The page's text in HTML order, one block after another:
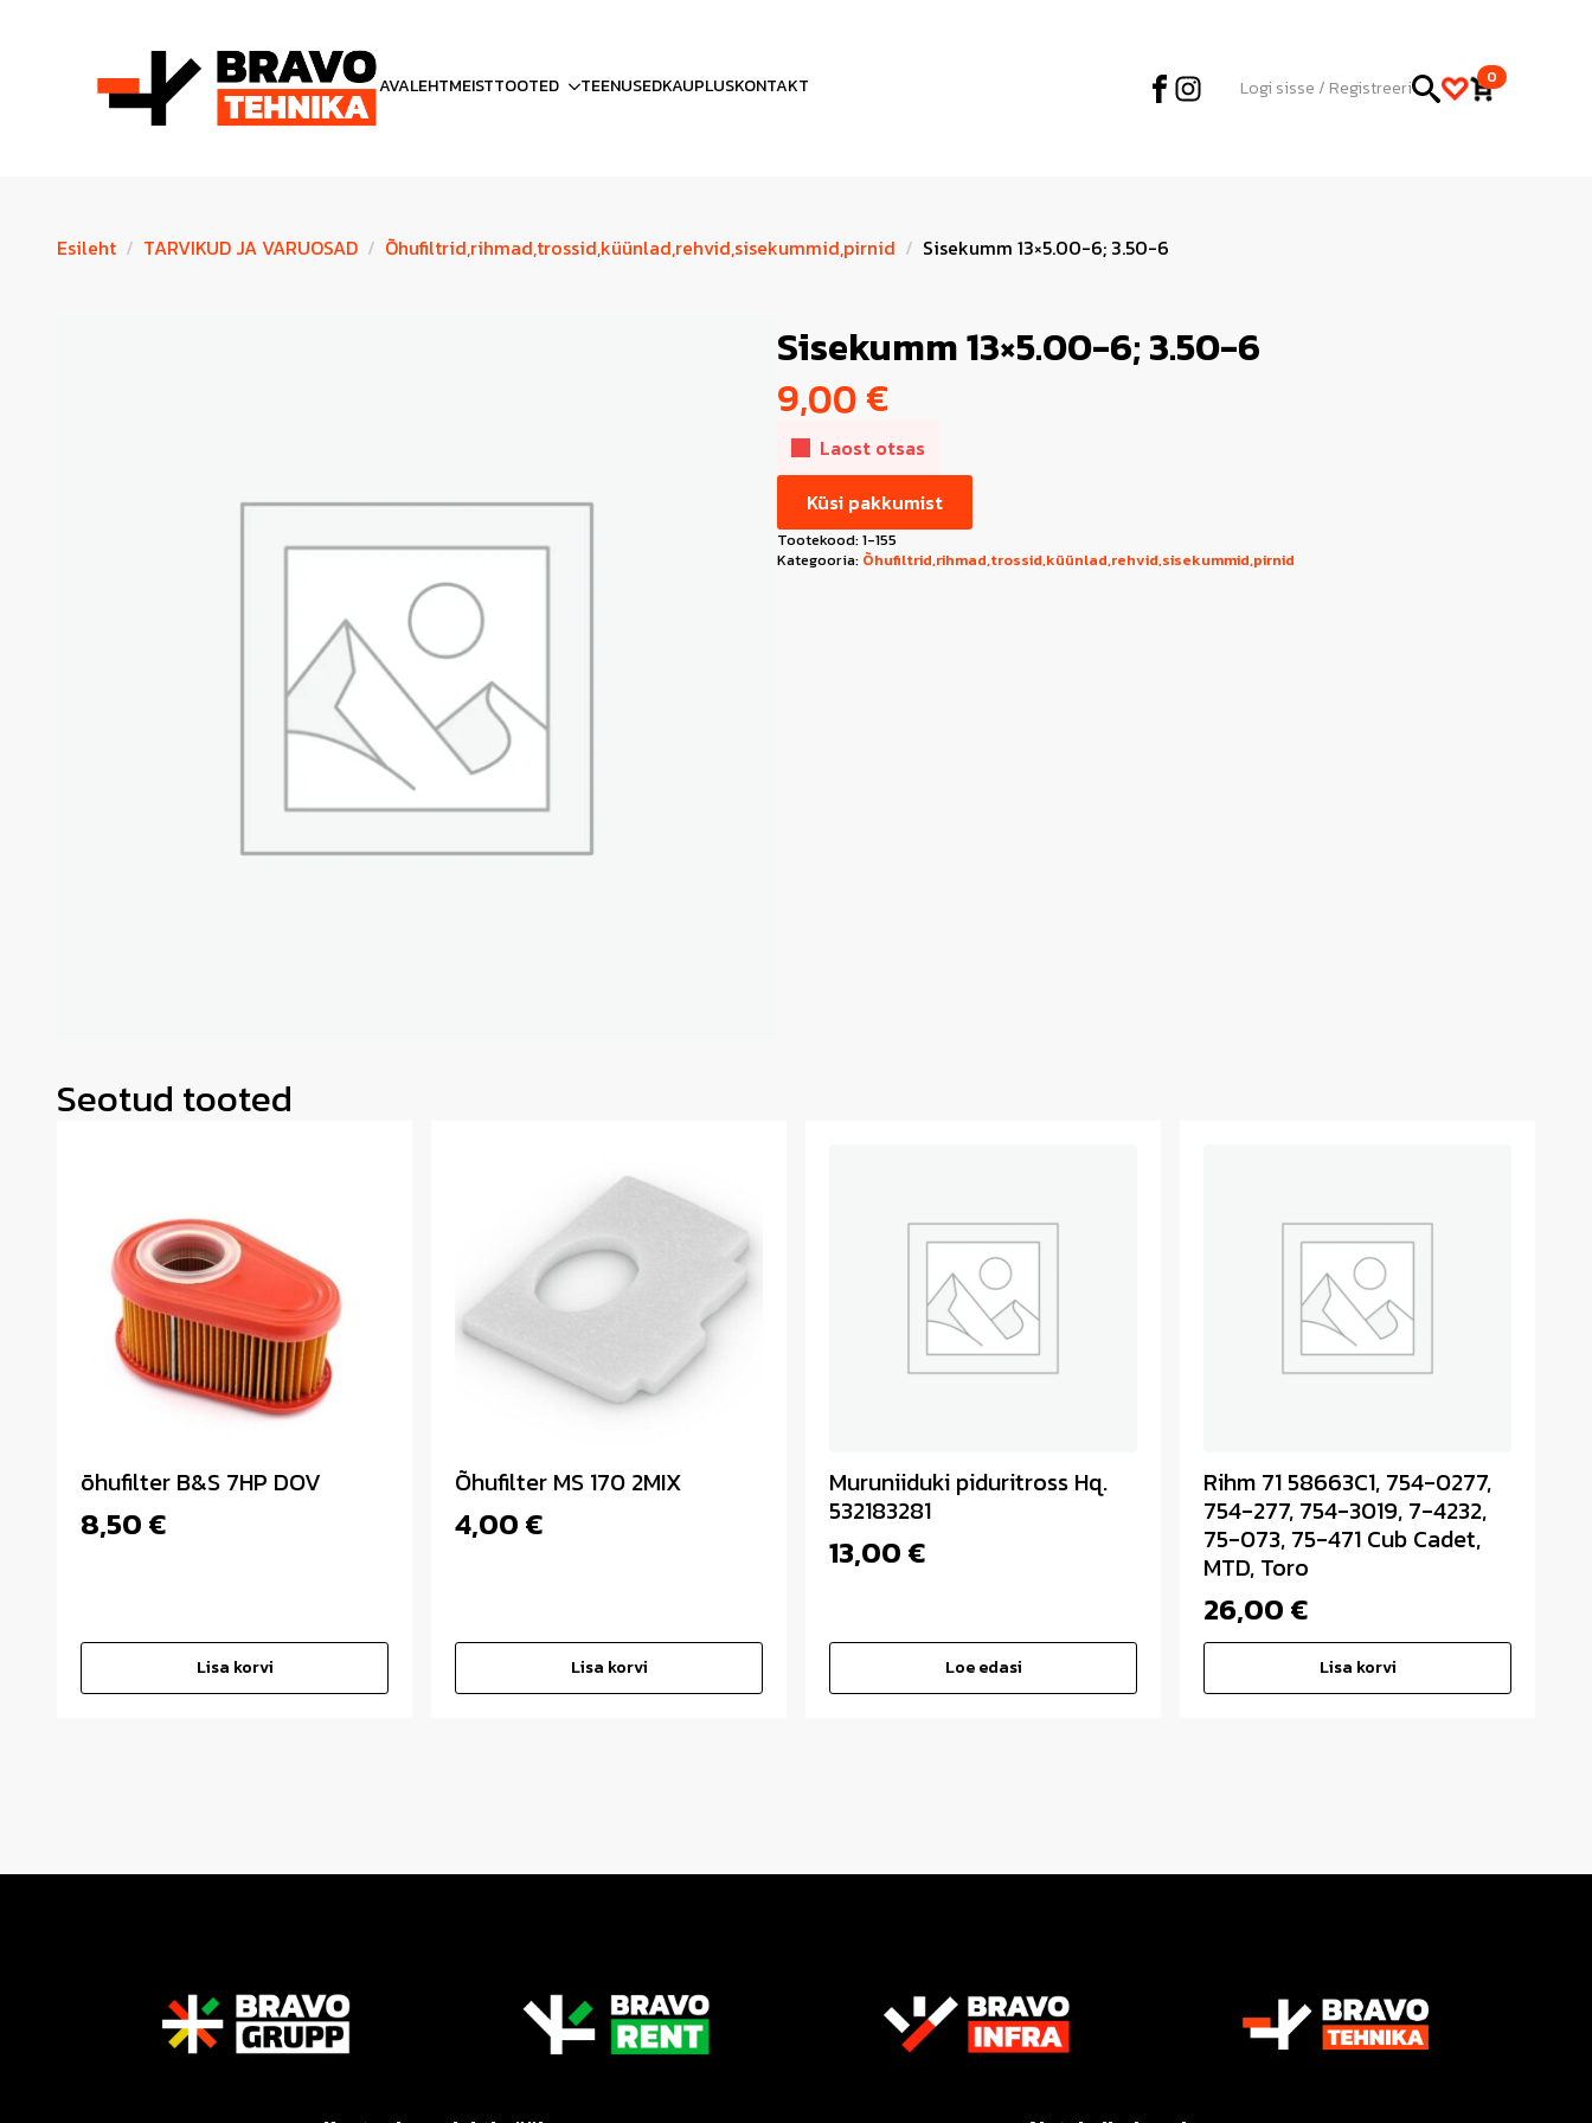
AVALEHTMEISTTOOTED TEENUSEDKAUPLUSKONTAKT Logi sisse / Registreeri 0
Esileht TARVIKUD JA VARUOSAD Õhufiltrid,rihmad,trossid,küünlad,rehvid,sisekummid,pirnid Sisekumm 13×5.00-6; 3.50-6
Sisekumm 13×5.00-6; 3.50-6
9,00€
Laost otsas
Küsi pakkumist
Tootekood:1-155
Kategooria: Õhufiltrid,rihmad,trossid,küünlad,rehvid,sisekummid,pirnid
Seotud tooted
õhufilter B&S 7HP DOV
8,50€
Lisa korvi
Õhufilter MS 170 2MIX
4,00€
Lisa korvi
Muruniiduki piduritross Hq.
532183281
13,00€
Loe edasi
Rihm 71 58663C1, 754-0277,
754-277, 754-3019, 7-4232,
75-073, 75-471 Cub Cadet,
MTD, Toro
26,00€
Lisa korvi